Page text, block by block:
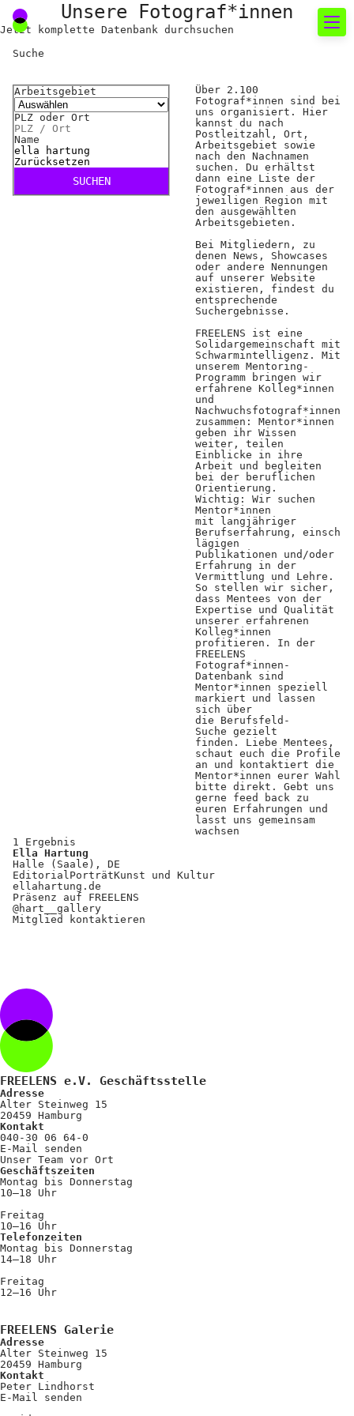
Fotografie
Das aktuelle Foto
News
Termine
Fakten für Politik und
Projekte und Publikationen
Unsere Fotograf*innen
Jetzt komplette Datenbank durchsuchen
Suche
Arbeitsgebiet
PLZ oder Ort
Name
Zurücksetzen
SUCHEN
Über 2.100
Fotograf*innen sind bei
uns organisiert. Hier
kannst du nach
Postleitzahl, Ort,
Arbeitsgebiet sowie
nach den Nachnamen
suchen. Du erhältst
dann eine Liste der
Fotograf*innen aus der
jeweiligen Region mit
den ausgewählten
Arbeitsgebieten.
Bei Mitgliedern, zu
denen News, Showcases
oder andere Nennungen
auf unserer Website
existieren, findest du
entsprechende
Suchergebnisse.
FREELENS ist eine
Solidargemeinschaft mit
Schwarmintelligenz. Mit
unserem Mentoring-
Programm bringen wir
erfahrene Kolleg*innen
und
Nachwuchsfotograf*innen
zusammen: Mentor*innen
geben ihr Wissen
weiter, teilen
Einblicke in ihre
Arbeit und begleiten
bei der beruflichen
Orientierung.
Wichtig: Wir suchen
Mentor*innen
mit langjähriger
Berufserfahrung, einsch
lägigen
Publikationen und/oder
Erfahrung in der
Vermittlung und Lehre.
So stellen wir sicher,
dass Mentees von der
Expertise und Qualität
unserer erfahrenen
Kolleg*innen
profitieren. In der
FREELENS
Fotograf*innen-
Datenbank sind
Mentor*innen speziell
markiert und lassen
sich über
die Berufsfeld-
Suche gezielt
finden. Liebe Mentees,
schaut euch die Profile
an und kontaktiert die
Mentor*innen eurer Wahl
bitte direkt. Gebt uns
gerne feed back zu
euren Erfahrungen und
lasst uns gemeinsam
wachsen
1 Ergebnis
Ella Hartung
Halle (Saale), DE
EditorialPorträtKunst und Kultur
ellahartung.de
Präsenz auf FREELENS
@hart__gallery
Mitglied kontaktieren
FREELENS e.V. Geschäftsstelle
Adresse
Alter Steinweg 15
20459 Hamburg
Kontakt
040-30 06 64-0
E-Mail senden
Unser Team vor Ort
Geschäftszeiten
Montag bis Donnerstag
10–18 Uhr
Freitag
10–16 Uhr
Telefonzeiten
Montag bis Donnerstag
14–18 Uhr
Freitag
12–16 Uhr
FREELENS Galerie
Adresse
Alter Steinweg 15
20459 Hamburg
Kontakt
Peter Lindhorst
E-Mail senden